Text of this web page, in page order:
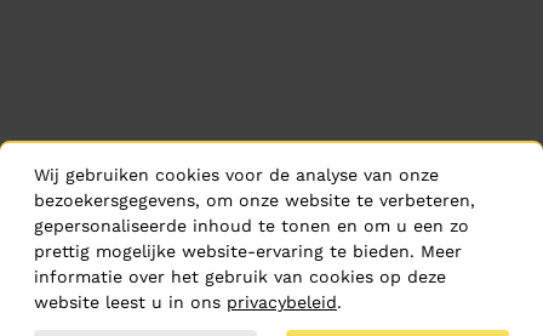
Wij gebruiken cookies voor de analyse van onze
bezoekersgegevens, om onze website te verbeteren,
gepersonaliseerde inhoud te tonen en om u een zo
prettig mogelijke website-ervaring te bieden. Meer
informatie over het gebruik van cookies op deze
website leest u in ons privacybeleid.